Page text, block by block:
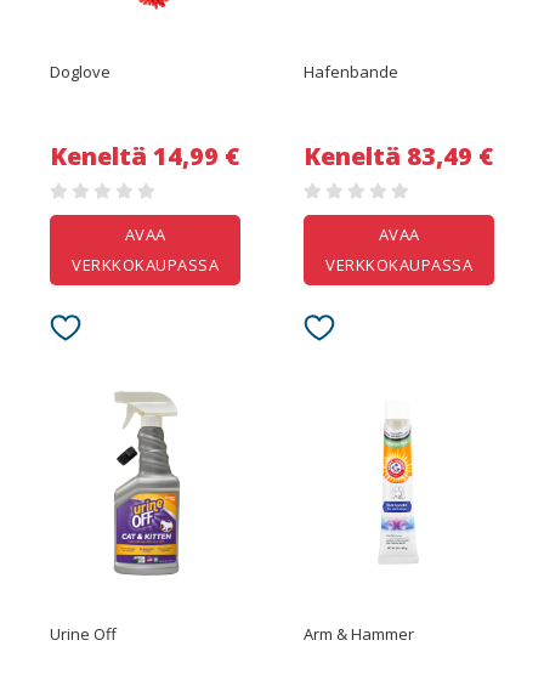
Doglove
Keneltä 14,99 €
AVAA
VERKKOKAUPASSA
Hafenbande
Keneltä 83,49 €
AVAA
VERKKOKAUPASSA
Urine Off Arm & Hammer